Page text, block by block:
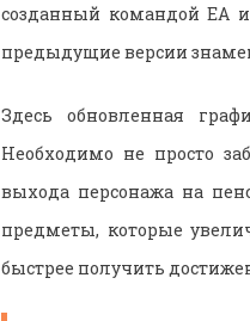
созданный командой EA
предыдущие версии
Здесь обновленная
Необходимо не просто
выхода персонажа на
предметы, которые
быстрее получить